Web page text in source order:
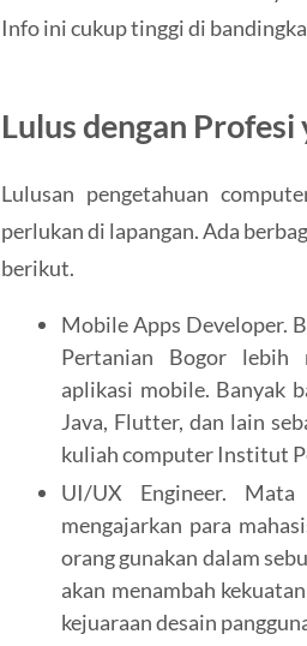
Info ini cukup tinggi di
Lulus dengan
Lulusan pengetahuan
perlukan di lapangan. Ada
berikut.
Mobile Apps Developer.
Pertanian Bogor lebih
aplikasi mobile. Banyak
Java, Flutter, dan lain
kuliah computer Institut
UI/UX Engineer.
mengajarkan para
orang gunakan dalam
akan menambah
kejuaraan desain